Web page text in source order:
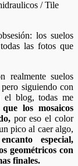
los suelos
las fotos que
suelos
siguiendo con
el blog, todas me
los mosaicos
por eso el color
pico al caer algo,
especial,
geométricos con
finales.